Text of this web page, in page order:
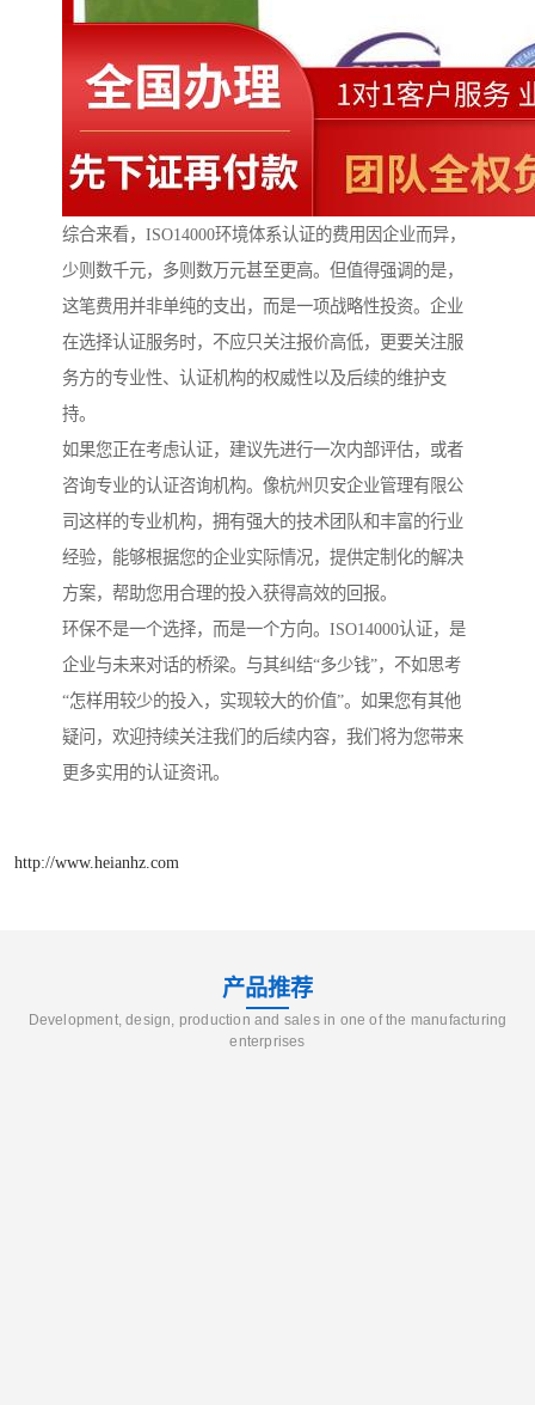
综合来看，ISO14000环境体系认证的费用因企业而异，
少则数千元，多则数万元甚至更高。但值得强调的是，
这笔费用并非单纯的支出，而是一项战略性投资。企业
在选择认证服务时，不应只关注报价高低，更要关注服
务方的专业性、认证机构的权威性以及后续的维护支
持。
如果您正在考虑认证，建议先进行一次内部评估，或者
咨询专业的认证咨询机构。像杭州贝安企业管理有限公
司这样的专业机构，拥有强大的技术团队和丰富的行业
经验，能够根据您的企业实际情况，提供定制化的解决
方案，帮助您用合理的投入获得高效的回报。
环保不是一个选择，而是一个方向。ISO14000认证，是
企业与未来对话的桥梁。与其纠结“多少钱”，不如思考
“怎样用较少的投入，实现较大的价值”。如果您有其他
疑问，欢迎持续关注我们的后续内容，我们将为您带来
更多实用的认证资讯。
http://www.heianhz.com
产品推荐
Development, design, production and sales in one of the manufacturing
enterprises